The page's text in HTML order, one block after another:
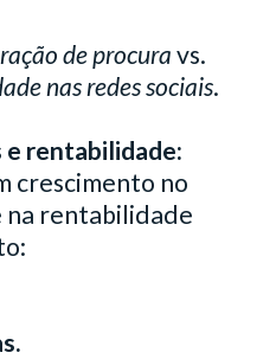
de procuravs.
nas redes sociais.
e rentabilidade:
crescimento no
na rentabilidade